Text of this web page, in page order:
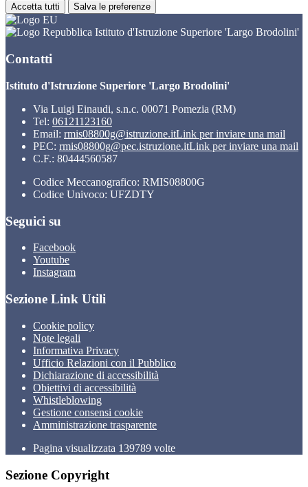
Accetta tutti Salva le preferenze
Istituto d'Istruzione Superiore 'Largo Brodolini'
Contatti
Istituto d'Istruzione Superiore 'Largo Brodolini'
Via Luigi Einaudi, s.n.c. 00071 Pomezia (RM)
Tel: 06121123160
Email: rmis08800g@istruzione.itLink per inviare una mail
PEC: rmis08800g@pec.istruzione.itLink per inviare una mail
C.F.: 80444560587
Codice Meccanografico: RMIS08800G
Codice Univoco: UFZDTY
Seguici su
Facebook
Youtube
Instagram
Sezione Link Utili
Cookie policy
Note legali
Informativa Privacy
Ufficio Relazioni con il Pubblico
Dichiarazione di accessibilità
Obiettivi di accessibilità
Whistleblowing
Gestione consensi cookie
Amministrazione trasparente
Pagina visualizzata 139789 volte
Sezione Copyright